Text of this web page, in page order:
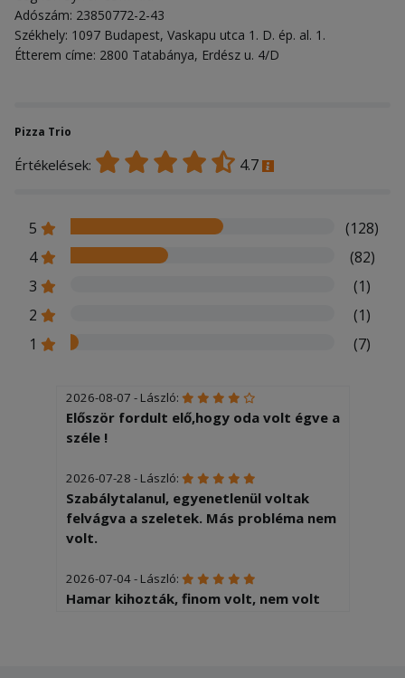
Adószám: 23850772-2-43
Székhely: 1097 Budapest, Vaskapu utca 1. D. ép. al. 1.
Étterem címe: 2800 Tatabánya, Erdész u. 4/D
Pizza Trio
Értékelések: 4.7
5
(128)
4
(82)
3
(1)
2
(1)
1
(7)
2026-08-07 - László:
Először fordult elő,hogy oda volt égve a
széle !
2026-07-28 - László:
Szabálytalanul, egyenetlenül voltak
felvágva a szeletek. Más probléma nem
volt.
2026-07-04 - László:
Hamar kihozták, finom volt, nem volt